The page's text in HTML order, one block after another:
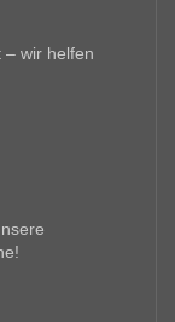
– wir helfen